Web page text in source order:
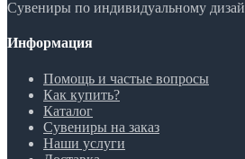
Сувениры по индивидуальному
Информация
Помощь и частые вопросы
Как купить?
Каталог
Сувениры на заказ
Наши услуги